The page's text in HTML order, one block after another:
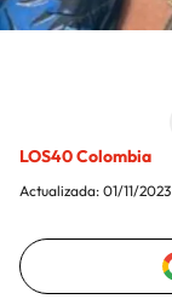
LOS40 Colombia
Actualizada: 01/11/